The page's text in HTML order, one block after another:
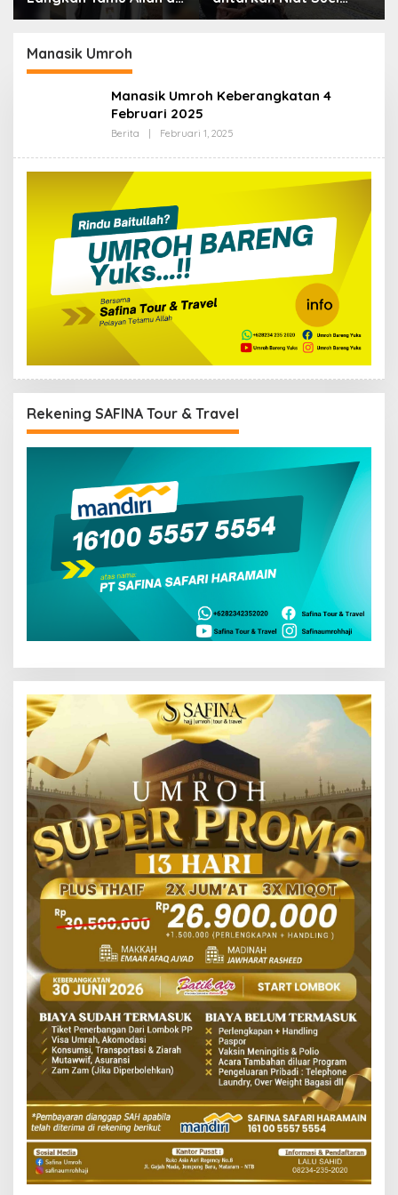
Tanah Suci, Kisah
Safina dari Lombok
Mantan Kepala Desa
Manasik Umroh
Manasik Umroh Keberangkatan 4
Februari 2025
Berita Februari 1, 2025
Rekening SAFINA Tour & Travel